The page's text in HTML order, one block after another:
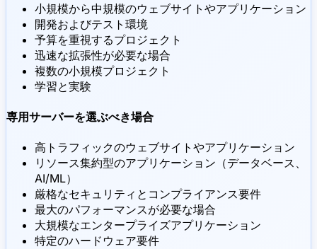
小規模から中規模のウェブサイトやアプリケーション
開発およびテスト環境
予算を重視するプロジェクト
迅速な拡張性が必要な場合
複数の小規模プロジェクト
学習と実験
専用サーバーを選ぶべき場合
高トラフィックのウェブサイトやアプリケーション
リソース集約型のアプリケーション（データベース、
AI/ML）
厳格なセキュリティとコンプライアンス要件
最大のパフォーマンスが必要な場合
大規模なエンタープライズアプリケーション
特定のハードウェア要件